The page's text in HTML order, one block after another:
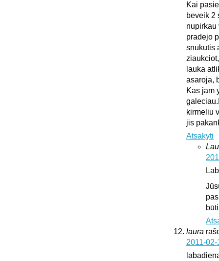
Kai
beveik 2
nupirkau
pradejo
snukutis
lauka
asaroja,
Kas jam
kirmeliu
jis
Atsakyti
laura
2011-